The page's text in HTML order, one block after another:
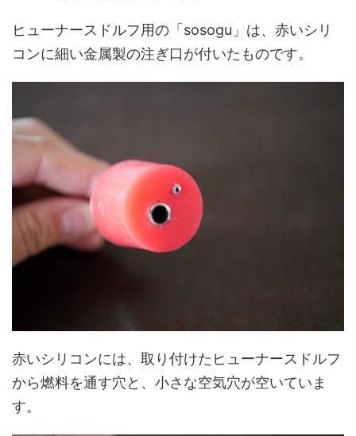
ヒューナースドルフ用の「sosogu」は、赤いシリ
コンに細い金属製の注ぎ口が付いたものです。
赤いシリコンには、取り付けたヒューナースドルフ
から燃料を通す穴と、小さな空気穴が空いていま
す。